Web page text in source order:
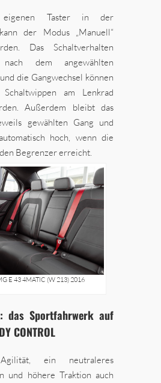
Taster in der
der Modus „Manuell“
Das Schaltverhalten
dem angewählten
die Gangwechsel können
am Lenkrad
Außerdem bleibt das
gewählten Gang und
hoch, wenn die
Begrenzer erreicht.
E 43 4MATIC (W 213) 2016
das Sportfahrwerk auf
CONTROL
ein neutraleres
und höhere Traktion auch